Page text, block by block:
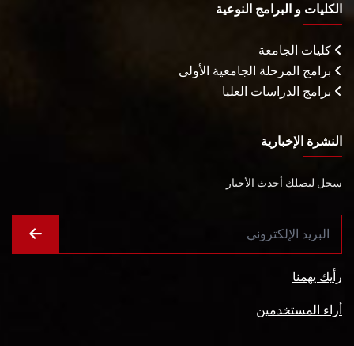
الكليات و البرامج النوعية
كليات الجامعة
برامج المرحلة الجامعية الأولى
برامج الدراسات العليا
النشرة الإخبارية
سجل ليصلك أحدث الأخبار
رأيك يهمنا
أراء المستخدمين